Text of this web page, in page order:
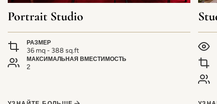
Portrait Studio
РАЗМЕР
36 mq - 388 sq.ft
МАКСИМАЛЬНАЯ ВМЕСТИМОСТЬ
2